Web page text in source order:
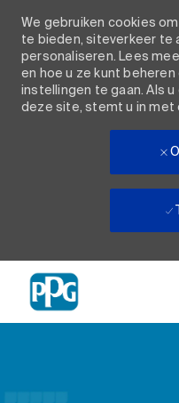
We gebruiken cookies
te bieden, siteverkeer te
personaliseren. Lees
en hoe u ze kunt
instellingen te gaan. Als
deze site, stemt u in met